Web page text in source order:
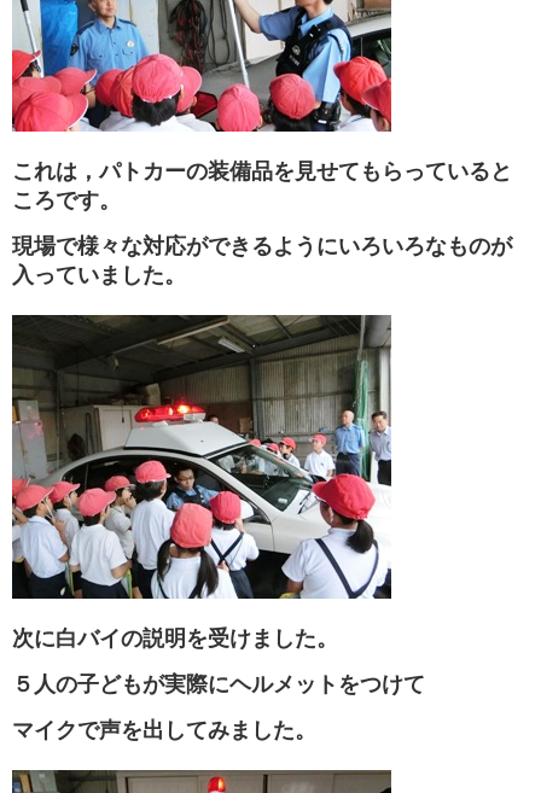
これは，パトカーの装備品を見せてもらっていると
ころです。
現場で様々な対応ができるようにいろいろなものが
入っていました。
次に白バイの説明を受けました。
５人の子どもが実際にヘルメットをつけて
マイクで声を出してみました。